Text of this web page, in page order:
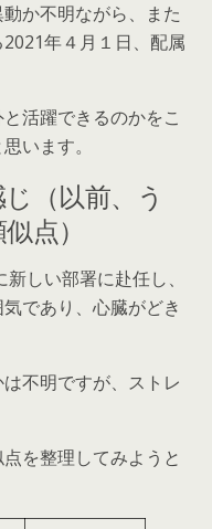
か不明ながら、また
年４月１日、配属
活躍できるのかをこ
います。
（以前、う
点）
しい部署に赴任し、
であり、心臓がどき
不明ですが、 ストレ
を整理してみようと